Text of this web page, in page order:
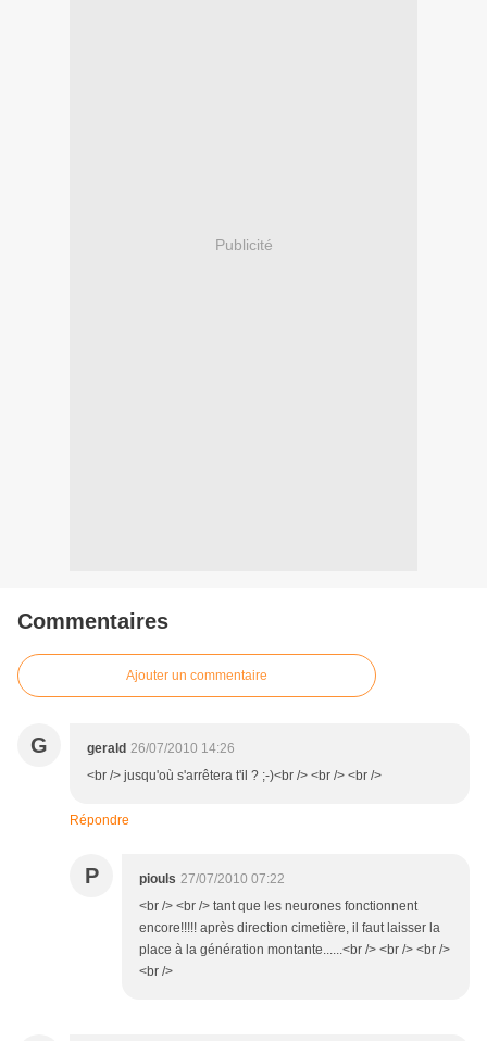
Publicité
Commentaires
Ajouter un commentaire
G gerald 26/07/2010 14:26
<br /> jusqu'où s'arrêtera t'il ? ;-)<br /> <br /> <br />
Répondre
P piouls 27/07/2010 07:22
<br /> <br /> tant que les neurones fonctionnent
encore!!!!! après direction cimetière, il faut laisser la
place à la génération montante......<br /> <br /> <br />
<br />